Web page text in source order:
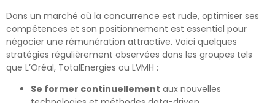
Dans un marché où la concurrence est rude, optimiser ses
compétences et son positionnement est essentiel pour
négocier une rémunération attractive. Voici quelques
stratégies régulièrement observées dans les groupes tels
que L’Oréal, TotalEnergies ou LVMH :
Se former continuellement aux nouvelles